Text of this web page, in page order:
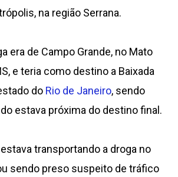
na região Serrana.
era de Campo Grande, no Mato
e teria como destino a Baixada
do Rio de Janeiro, sendo
estava próxima do destino final.
transportando a droga no
sendo preso suspeito de tráfico